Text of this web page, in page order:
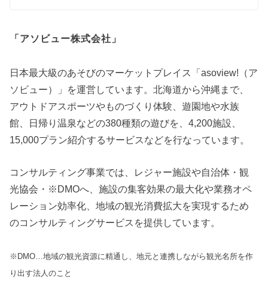
「アソビュー株式会社」
日本最大級のあそびのマーケットプレイス「asoview!（ア
ソビュー）」を運営しています。北海道から沖縄まで、
アウトドアスポーツやものづくり体験、遊園地や水族
館、日帰り温泉などの380種類の遊びを、4,200施設、
15,000プラン紹介するサービスなどを行なっています。
コンサルティング事業では、レジャー施設や自治体・観
光協会・※DMOへ、施設の集客効果の最大化や業務オペ
レーション効率化、地域の観光消費拡大を実現するため
のコンサルティングサービスを提供しています。
※DMO…地域の観光資源に精通し、地元と連携しながら観光名所を作
り出す法人のこと